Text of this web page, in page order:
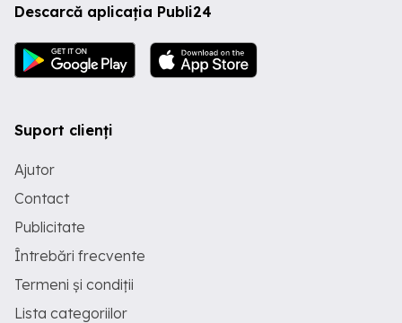
Descarcă aplicația Publi24
Suport clienți
Ajutor
Contact
Publicitate
Întrebări frecvente
Termeni și condiții
Lista categoriilor